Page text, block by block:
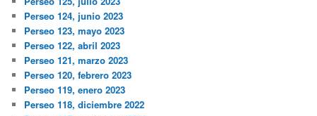
Perseo 124, junio 2023
Perseo 123, mayo 2023
Perseo 122, abril 2023
Perseo 121, marzo 2023
Perseo 120, febrero 2023
Perseo 119, enero 2023
Perseo 118, diciembre 2022